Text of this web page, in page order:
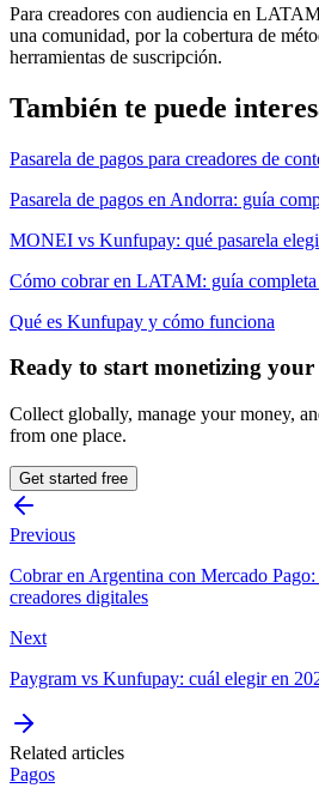
Para creadores con audiencia en
una comunidad, por la cobertura de
herramientas de suscripción.
También te puede
Pasarela de pagos para creadores de
Pasarela de pagos en Andorra: guía
MONEI vs Kunfupay: qué pasarela
Cómo cobrar en LATAM: guía
Qué es Kunfupay y cómo funciona
Ready to start monetizing
Collect globally, manage your money,
from one place.
Get started free
Previous
Cobrar en Argentina con Mercado
creadores digitales
Next
Paygram vs Kunfupay: cuál elegir en
Related articles
Pagos